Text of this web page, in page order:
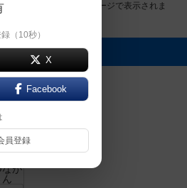
ップ6の画像は様々なページで表示されま
なが
（10秒）
X
Facebook
員登録